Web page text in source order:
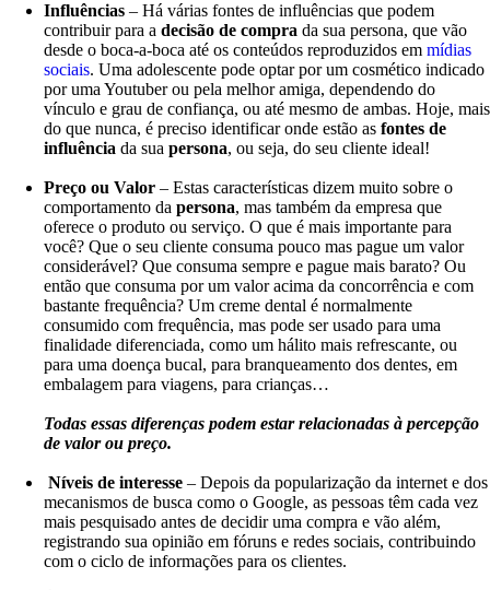
Influências – Há várias fontes de influências que podem
contribuir para a decisão de compra da sua persona, que vão
desde o boca-a-boca até os conteúdos reproduzidos em mídias
sociais. Uma adolescente pode optar por um cosmético indicado
por uma Youtuber ou pela melhor amiga, dependendo do
vínculo e grau de confiança, ou até mesmo de ambas. Hoje, mais
do que nunca, é preciso identificar onde estão as fontes de
influência da sua persona, ou seja, do seu cliente ideal!
Preço ou Valor – Estas características dizem muito sobre o
comportamento da persona, mas também da empresa que
oferece o produto ou serviço. O que é mais importante para
você? Que o seu cliente consuma pouco mas pague um valor
considerável? Que consuma sempre e pague mais barato? Ou
então que consuma por um valor acima da concorrência e com
bastante frequência? Um creme dental é normalmente
consumido com frequência, mas pode ser usado para uma
finalidade diferenciada, como um hálito mais refrescante, ou
para uma doença bucal, para branqueamento dos dentes, em
embalagem para viagens, para crianças…
Todas essas diferenças podem estar relacionadas à percepção
de valor ou preço.
Níveis de interesse – Depois da popularização da internet e dos
mecanismos de busca como o Google, as pessoas têm cada vez
mais pesquisado antes de decidir uma compra e vão além,
registrando sua opinião em fóruns e redes sociais, contribuindo
com o ciclo de informações para os clientes.